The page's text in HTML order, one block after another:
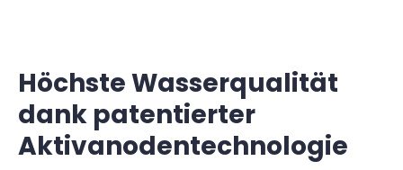
Höchste Wasserqualität
dank patentierter
Aktivanodentechnologie